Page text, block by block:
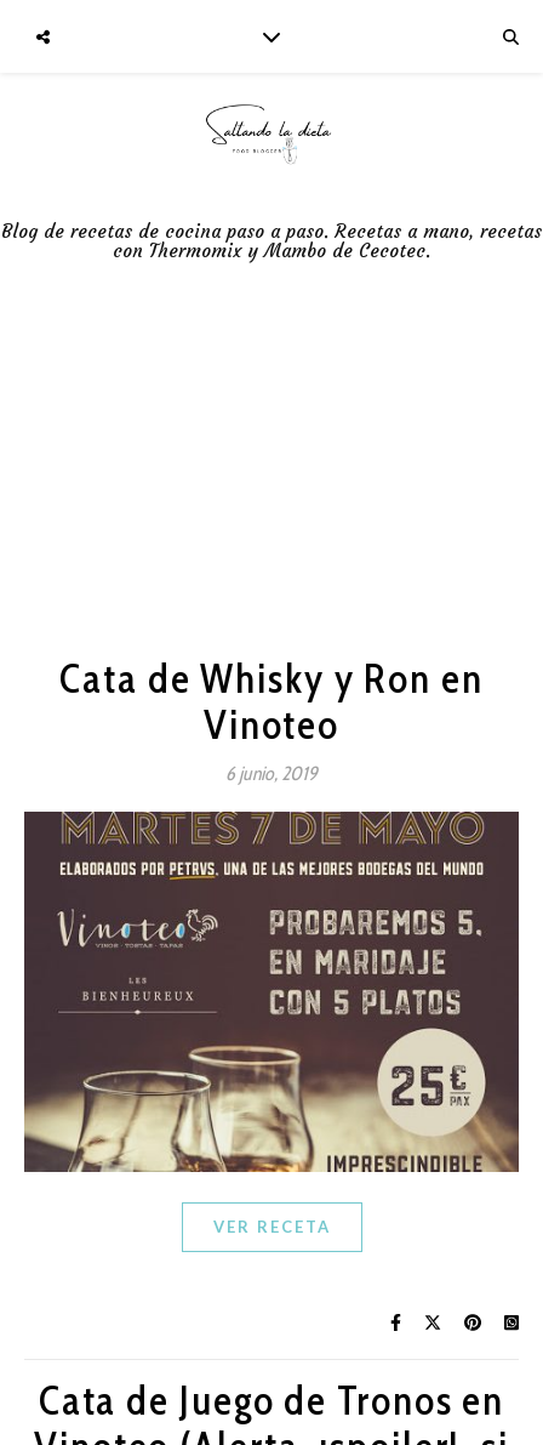
Blog de recetas de cocina paso a paso. Recetas a mano, recetas
con Thermomix y Mambo de Cecotec.
Cata de Whisky y Ron en
Vinoteo
6 junio, 2019
VER RECETA
Cata de Juego de Tronos en